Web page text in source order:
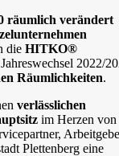
räumlich verändert
die HITKO®
2022/
Räumlichkeiten.
verlässlichen
im Herzen von
Plettenberg eine